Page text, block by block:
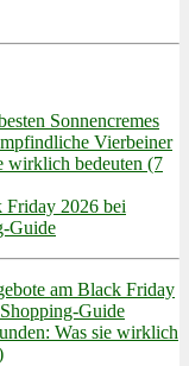
Sonnencremes
Vierbeiner
wirklich bedeuten (7
Friday 2026 bei
Guide
am Black Friday
Guide
Was sie wirklich